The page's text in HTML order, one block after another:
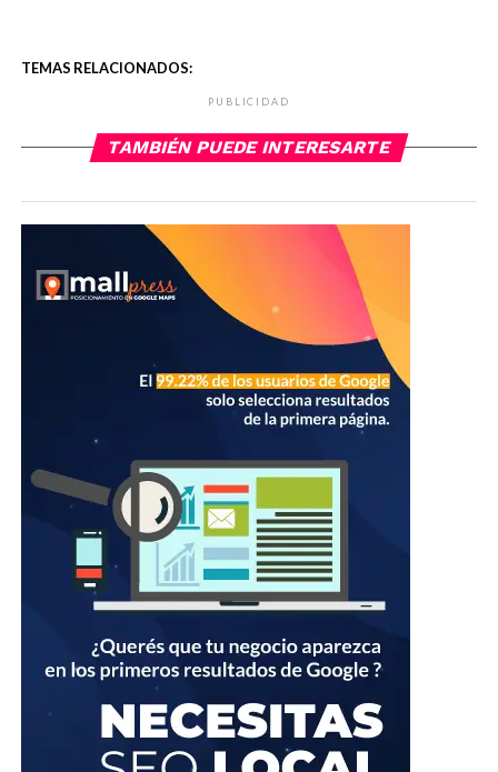
TEMAS RELACIONADOS:
PUBLICIDAD
TAMBIÉN PUEDE INTERESARTE